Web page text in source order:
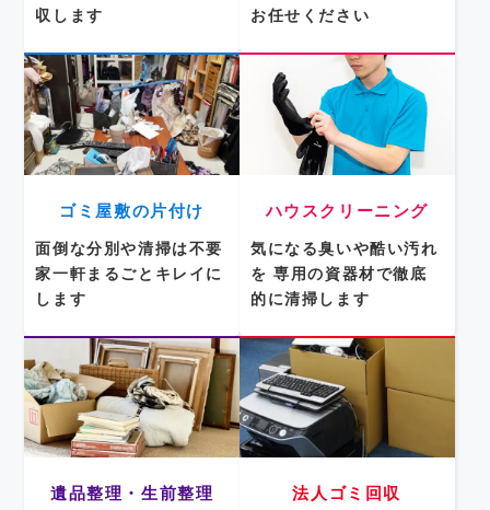
収します
お任せください
ゴミ屋敷の片付け
面倒な分別や清掃は不要
家一軒まるごとキレイに
します
ハウスクリーニング
気になる臭いや酷い汚れ
を 専用の資器材で徹底
的に清掃します
遺品整理・生前整理 法人ゴミ回収